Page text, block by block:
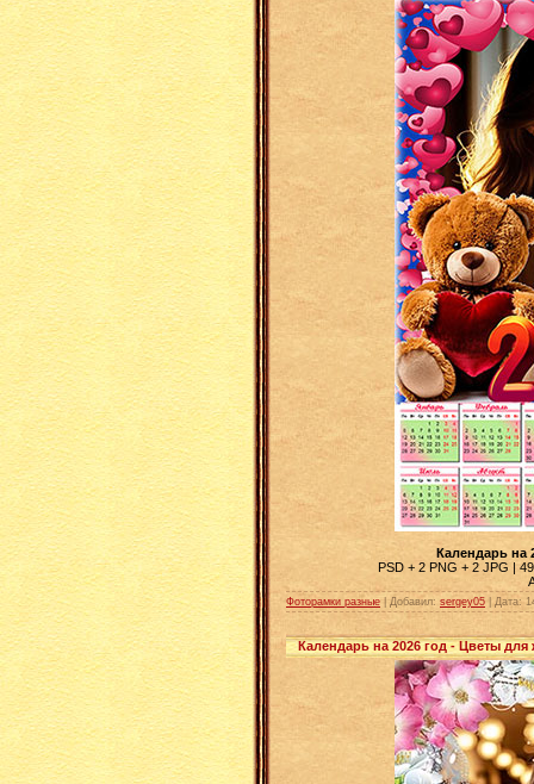
Календарь на
PSD + 2 PNG + 2 JPG |
Фоторамки разные | Добавил: sergey05 Дата:
Календарь на 2026 год - Цветы